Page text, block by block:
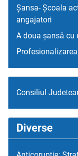
Șansa- Școala
angajatori
A doua șansă cu
Consiliul
Diverse